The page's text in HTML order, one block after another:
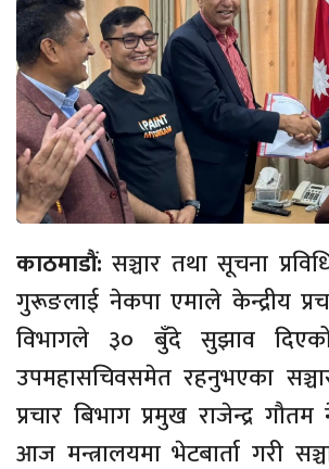
काठमाडौं:सञ्चार तथा सूचना
गुरूङलाई नेकपा एमाले केन्द्रीय
विभागले ३० बुँदे सुझाव
उपमहासचिवसमेत रहनुभएका
प्रचार बिभाग प्रमुख राजेन्द्र
आज मन्त्रालयमा भेटबार्ता गरी